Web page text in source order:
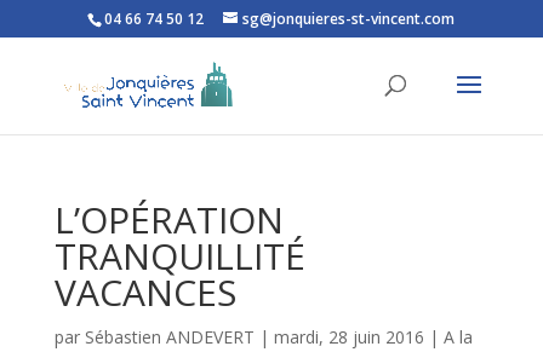
Ouvrir la barre d’outils
04 66 74 50 12 sg@jonquieres-st-vincent.com
L’OPÉRATION
TRANQUILLITÉ
VACANCES
par Sébastien ANDEVERT | mardi, 28 juin 2016 | A la